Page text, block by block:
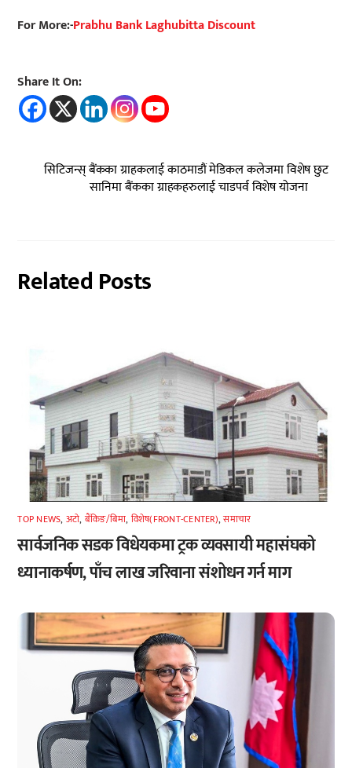
For More:-Prabhu Bank Laghubitta Discount
Share It On:
सिटिजन्स् बैंकका ग्राहकलाई काठमाडौं मेडिकल कलेजमा विशेष छुट
सानिमा बैंकका ग्राहकहरुलाई चाडपर्व विशेष योजना
Related Posts
TOP NEWS, अटाे, बैंकिङ/बिमा, विशेष(FRONT-CENTER),समाचार
सार्वजनिक सडक विधेयकमा ट्रक व्यवसायी महासंघको
ध्यानाकर्षण, पाँच लाख जरिवाना संशोधन गर्न माग